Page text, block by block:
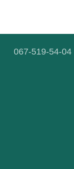
067-519-54-04